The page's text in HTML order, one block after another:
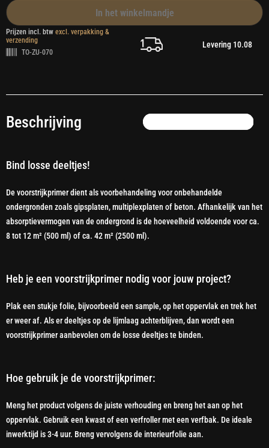
In het winkelmandje
Prijzen incl. btw excl. verpakking &
verzending
TO-ZU-070
Levering 10.08
Beschrijving
Bind losse deeltjes!
De voorstrijkprimer dient als voorbehandeling voor onbehandelde
ondergronden zoals gipsplaten, multiplexplaten of beton. Afhankelijk van het
absorptievermogen van de ondergrond is de hoeveelheid voldoende voor ca.
8 tot 12 m² (500 ml) of ca. 42 m² (2500 ml).
Heb je een voorstrijkprimer nodig voor jouw project?
Plak een stukje folie, bijvoorbeeld een sample, op het oppervlak en trek het
er weer af. Als er deeltjes op de lijmlaag achterblijven, dan wordt een
voorstrijkprimer aanbevolen om de losse deeltjes te binden.
Hoe gebruik je de voorstrijkprimer:
Meng het product volgens de juiste verhouding en breng het aan op het
oppervlak. Gebruik een kwast of een verfroller met een verfbak. De ideale
inwerktijd is 3-4 uur. Breng vervolgens de interieurfolie aan.